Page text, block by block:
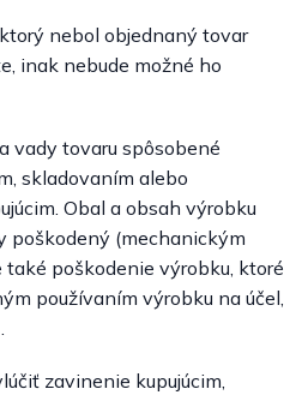
nebol objednaný tovar
inak nebude možné ho
vady tovaru spôsobené
skladovaním alebo
Obal a obsah výrobku
poškodený (mechanickým
také poškodenie výrobku, ktoré
používaním výrobku na účel,
zavinenie kupujúcim,